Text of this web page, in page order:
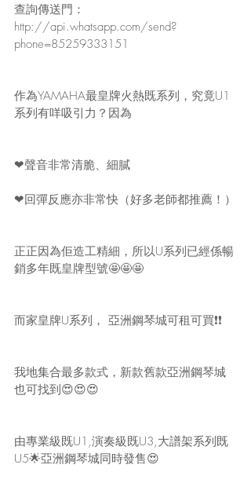
查詢傳送門：
http://api.whatsapp.com/send?
phone=85259333151
作為YAMAHA最皇牌火熱既系列，究竟U1
系列有咩吸引力？因為
❤聲音非常清脆、細膩
❤回彈反應亦非常快（好多老師都推薦！）
正正因為佢造工精細，所以U系列已經係暢
銷多年既皇牌型號🤩🤩🤩
而家皇牌U系列， 亞洲鋼琴城可租可買❗️❗️
我地集合最多款式，新款舊款亞洲鋼琴城
也可找到😍😍😍
由專業級既U1,演奏級既U3,大譜架系列既
U5🌟亞洲鋼琴城同時發售😍